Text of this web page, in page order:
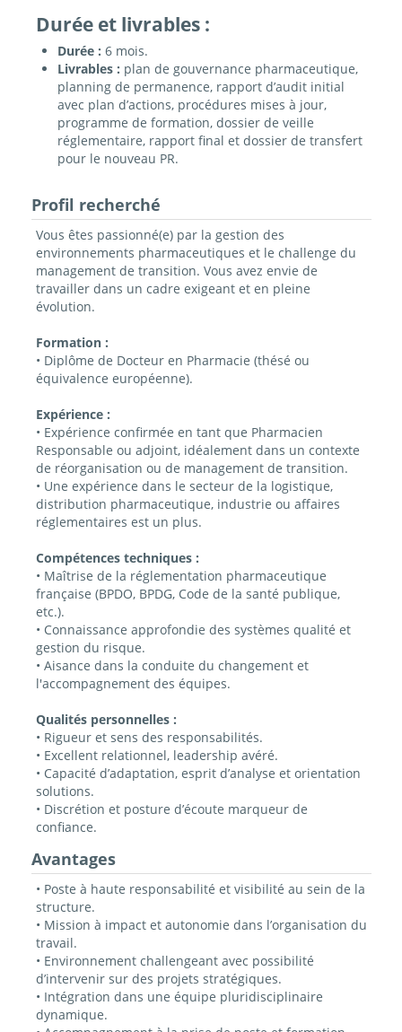
Durée et livrables :
Durée : 6 mois.
Livrables : plan de gouvernance pharmaceutique,
planning de permanence, rapport d’audit initial
avec plan d’actions, procédures mises à jour,
programme de formation, dossier de veille
réglementaire, rapport final et dossier de transfert
pour le nouveau PR.
Profil recherché
Vous êtes passionné(e) par la gestion des
environnements pharmaceutiques et le challenge du
management de transition. Vous avez envie de
travailler dans un cadre exigeant et en pleine
évolution.
Formation :
• Diplôme de Docteur en Pharmacie (thésé ou
équivalence européenne).
Expérience :
• Expérience confirmée en tant que Pharmacien
Responsable ou adjoint, idéalement dans un contexte
de réorganisation ou de management de transition.
• Une expérience dans le secteur de la logistique,
distribution pharmaceutique, industrie ou affaires
réglementaires est un plus.
Compétences techniques :
• Maîtrise de la réglementation pharmaceutique
française (BPDO, BPDG, Code de la santé publique,
etc.).
• Connaissance approfondie des systèmes qualité et
gestion du risque.
• Aisance dans la conduite du changement et
l'accompagnement des équipes.
Qualités personnelles :
• Rigueur et sens des responsabilités.
• Excellent relationnel, leadership avéré.
• Capacité d’adaptation, esprit d’analyse et orientation
solutions.
• Discrétion et posture d’écoute marqueur de
confiance.
Avantages
• Poste à haute responsabilité et visibilité au sein de la
structure.
• Mission à impact et autonomie dans l’organisation du
travail.
• Environnement challengeant avec possibilité
d’intervenir sur des projets stratégiques.
• Intégration dans une équipe pluridisciplinaire
dynamique.